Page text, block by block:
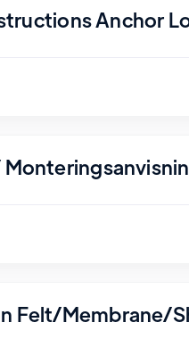
Anchor
Felt/Membrane/